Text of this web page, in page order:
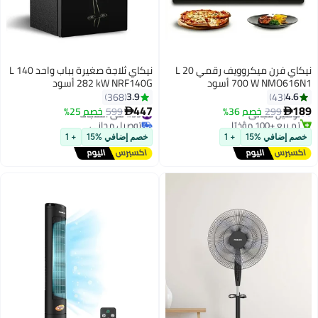
نيكاي فرن ميكروويف رقمي 20 L
700 W NMO616N1 أسود
4.6
43
189
299 خصم 36%
توصيل مجاني
تم بيع +100 مؤخرًا
توصيل مجاني
خصم إضافي %15 + 1
نيكاي ثلاجة صغيرة بباب واحد 140 L
282 kW NRF140G أسود
3.9
368
447
599 خصم 25% #39 في الثلاجات
توصيل مجاني
#39 في الثلاجات
خصم إضافي %15 + 1